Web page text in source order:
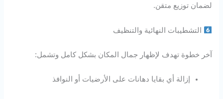
لضمان توزيع متقن.
التشطيبات النهائية والتنظيف
آخر خطوة تهدف لإظهار جمال المكان بشكل كامل وتشمل:
إزالة أي بقايا دهانات على الأرضيات أو النوافذ